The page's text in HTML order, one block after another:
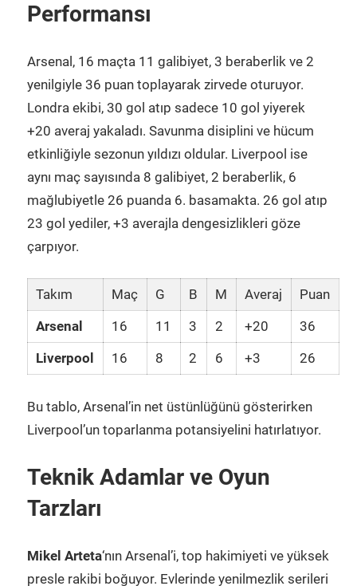
Performansı
Arsenal, 16 maçta 11 galibiyet, 3 beraberlik ve 2
yenilgiyle 36 puan toplayarak zirvede oturuyor.
Londra ekibi, 30 gol atıp sadece 10 gol yiyerek
+20 averaj yakaladı. Savunma disiplini ve hücum
etkinliğiyle sezonun yıldızı oldular. Liverpool ise
aynı maç sayısında 8 galibiyet, 2 beraberlik, 6
mağlubiyetle 26 puanda 6. basamakta. 26 gol atıp
23 gol yediler, +3 averajla dengesizlikleri göze
çarpıyor.
Takım Maç G B M Averaj
Puan
Arsenal
16 11 3 2 +20
36
Liverpool
16 8 2 6 +3 26
Bu tablo, Arsenal’in net üstünlüğünü gösterirken
Liverpool’un toparlanma potansiyelini hatırlatıyor.
Teknik Adamlar ve Oyun
Tarzları
Mikel Arteta‘nın Arsenal’i, top hakimiyeti ve yüksek
presle rakibi boğuyor. Evlerinde yenilmezlik serileri